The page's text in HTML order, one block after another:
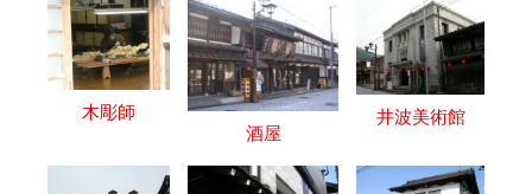
木彫師
酒屋
井波美術館